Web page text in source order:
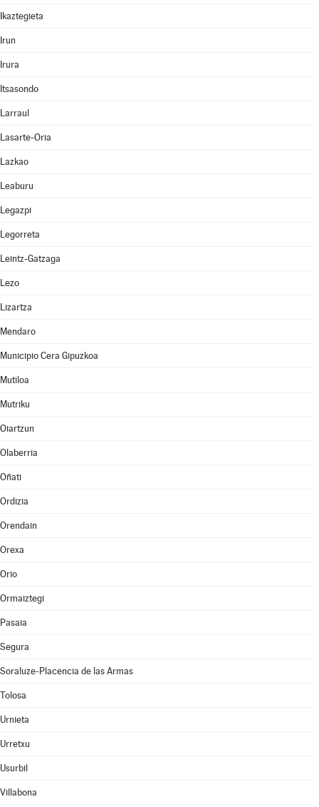
Ikaztegieta
Irun
Irura
Itsasondo
Larraul
Lasarte-Oria
Lazkao
Leaburu
Legazpi
Legorreta
Leintz-Gatzaga
Lezo
Lizartza
Mendaro
Municipio Cera Gipuzkoa
Mutiloa
Mutriku
Oiartzun
Olaberria
Oñati
Ordizia
Orendain
Orexa
Orio
Ormaiztegi
Pasaia
Segura
Soraluze-Placencia de las Armas
Tolosa
Urnieta
Urretxu
Usurbil
Villabona